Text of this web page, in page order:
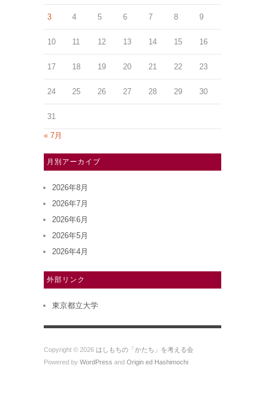
3 4 5 6 7 8 9
10 11 12 13 14 15 16
17 18 19 20 21 22 23
24 25 26 27 28 29 30
31
« 7月
月別アーカイブ
2026年8月
2026年7月
2026年6月
2026年5月
2026年4月
外部リンク
東京都立大学
Copyright © 2026 はしもちの「かたち」を考える会
Powered by WordPress and Origin ed Hashimochi